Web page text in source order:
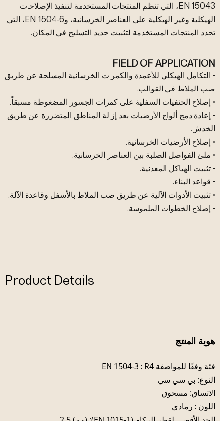
EN 15043، التي تنظم المنتجات المستخدمة لتنفيذ الإصلاحات
الهيكلية وغير الهيكلية على العناصر الخرسانية، وEN 1504-6، التي
تحدد المنتجات المستخدمة لتثبيت حديد التسليح في المكان.
FIELD OF APPLICATION
• التكامل الهيكلي للأعمدة والكمرات الخرسانية المسلحة عن طريق
صب الملاط في القوالب.
• إصلاح الحنفيات السفلية على كمرات الجسور المضغوطة مسبقاً.
• إعادة دمج ألواح الأرضيات بعد إزالة المناطق المتضررة عن طريق
الخدش.
• إصلاح الأرضيات الخرسانية.
• ملئ الفواصل الصلبة بين العناصر الخرسانية.
• تثبيت الهياكل المعدنية.
• قواعد البناء.
• تثبيت الأدوات الآلية عن طريق صب الملاط بالأسفل وقاعدة الآلة.
• إصلاح الخطوات الملموسة.
Product Details
هوية المنتج
فئة وفقًا للمواصفة EN 1504-3 : R4
النوع: بي سي سي
الاتساق: مسحوق
اللون : رمادي